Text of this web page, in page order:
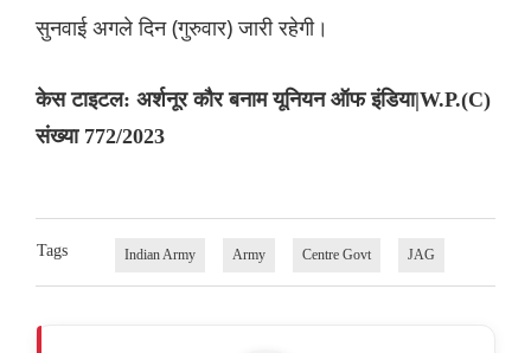
सुनवाई अगले दिन (गुरुवार) जारी रहेगी।
केस टाइटल: अर्शनूर कौर बनाम यूनियन ऑफ इंडिया|W.P.(C)
संख्या 772/2023
Tags Indian Army Army Centre Govt JAG